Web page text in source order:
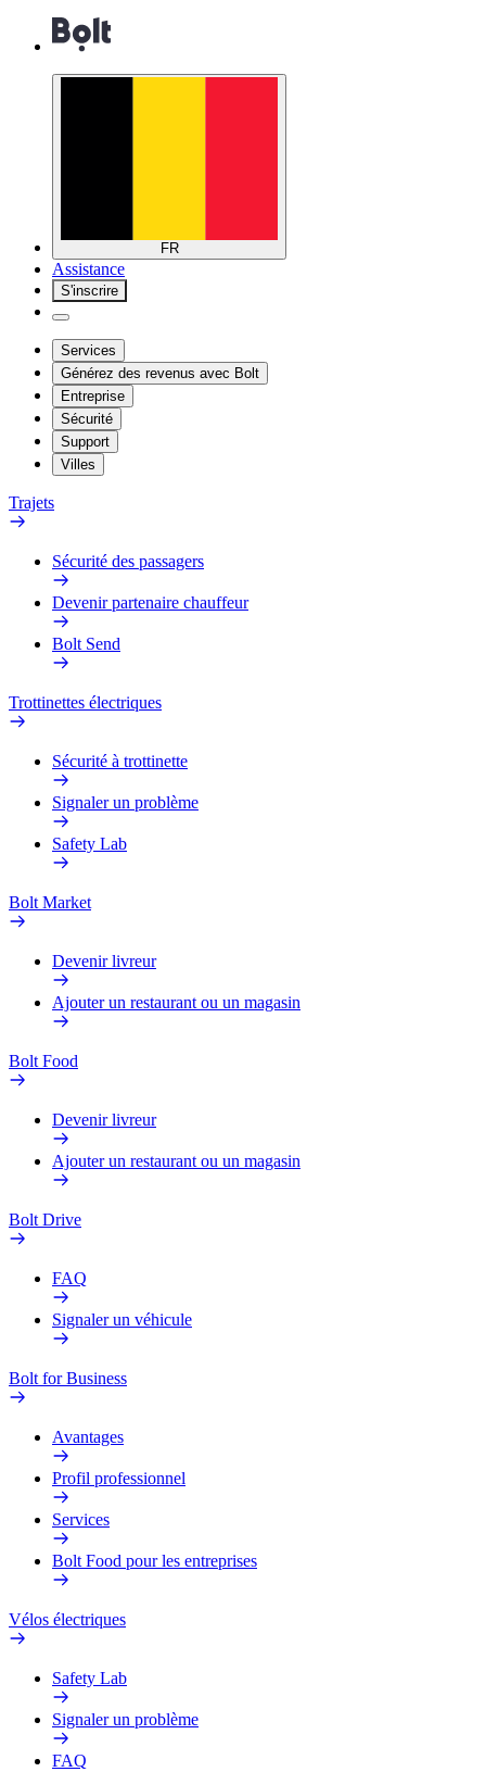
FR
Assistance
S'inscrire
Services
Générez des revenus avec Bolt
Entreprise
Sécurité
Support
Villes
Trajets
Sécurité des passagers
Devenir partenaire chauffeur
Bolt Send
Trottinettes électriques
Sécurité à trottinette
Signaler un problème
Safety Lab
Bolt Market
Devenir livreur
Ajouter un restaurant ou un magasin
Bolt Food
Devenir livreur
Ajouter un restaurant ou un magasin
Bolt Drive
FAQ
Signaler un véhicule
Bolt for Business
Avantages
Profil professionnel
Services
Bolt Food pour les entreprises
Vélos électriques
Safety Lab
Signaler un problème
FAQ